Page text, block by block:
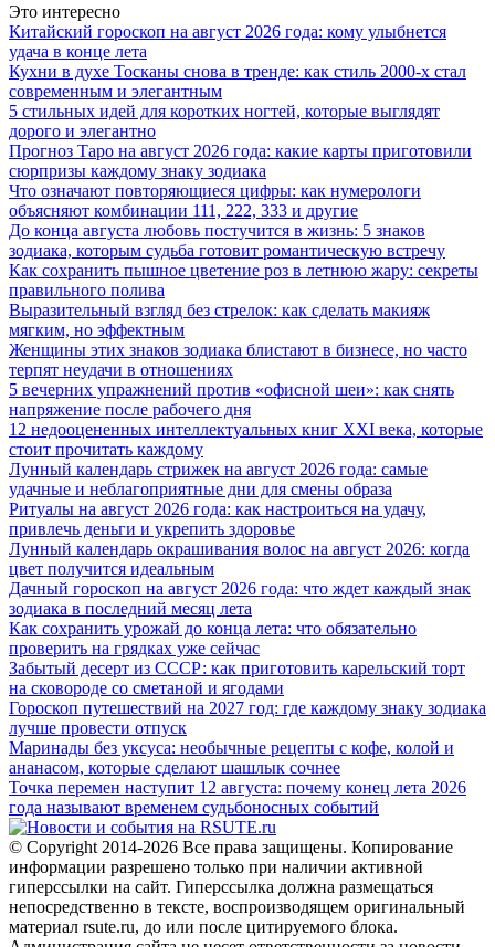
Это интересно
Китайский гороскоп на август 2026 года: кому улыбнется
удача в конце лета
Кухни в духе Тосканы снова в тренде: как стиль 2000-х стал
современным и элегантным
5 стильных идей для коротких ногтей, которые выглядят
дорого и элегантно
Прогноз Таро на август 2026 года: какие карты приготовили
сюрпризы каждому знаку зодиака
Что означают повторяющиеся цифры: как нумерологи
объясняют комбинации 111, 222, 333 и другие
До конца августа любовь постучится в жизнь: 5 знаков
зодиака, которым судьба готовит романтическую встречу
Как сохранить пышное цветение роз в летнюю жару: секреты
правильного полива
Выразительный взгляд без стрелок: как сделать макияж
мягким, но эффектным
Женщины этих знаков зодиака блистают в бизнесе, но часто
терпят неудачи в отношениях
5 вечерних упражнений против «офисной шеи»: как снять
напряжение после рабочего дня
12 недооцененных интеллектуальных книг XXI века, которые
стоит прочитать каждому
Лунный календарь стрижек на август 2026 года: самые
удачные и неблагоприятные дни для смены образа
Ритуалы на август 2026 года: как настроиться на удачу,
привлечь деньги и укрепить здоровье
Лунный календарь окрашивания волос на август 2026: когда
цвет получится идеальным
Дачный гороскоп на август 2026 года: что ждет каждый знак
зодиака в последний месяц лета
Как сохранить урожай до конца лета: что обязательно
проверить на грядках уже сейчас
Забытый десерт из СССР: как приготовить карельский торт
на сковороде со сметаной и ягодами
Гороскоп путешествий на 2027 год: где каждому знаку зодиака
лучше провести отпуск
Маринады без уксуса: необычные рецепты с кофе, колой и
ананасом, которые сделают шашлык сочнее
Точка перемен наступит 12 августа: почему конец лета 2026
года называют временем судьбоносных событий
© Copyright 2014-2026 Все права защищены. Копирование
информации разрешено только при наличии активной
гиперссылки на сайт. Гиперссылка должна размещаться
непосредственно в тексте, воспроизводящем оригинальный
материал rsute.ru, до или после цитируемого блока.